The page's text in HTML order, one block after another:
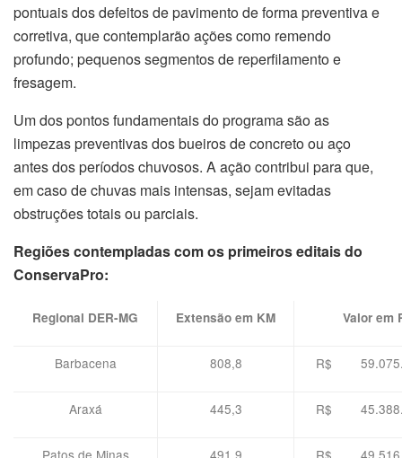
pontuais dos defeitos de pavimento de forma preventiva e
corretiva, que contemplarão ações como remendo
profundo; pequenos segmentos de reperfilamento e
fresagem.
Um dos pontos fundamentais do programa são as
limpezas preventivas dos bueiros de concreto ou aço
antes dos períodos chuvosos. A ação contribui para que,
em caso de chuvas mais intensas, sejam evitadas
obstruções totais ou parciais.
Regiões contempladas com os primeiros editais do
ConservaPro:
Regional DER-MG Extensão em KM Valor em
Barbacena 808,8 R$
Araxá 445,3 R$
Patos de Minas 491,9 R$